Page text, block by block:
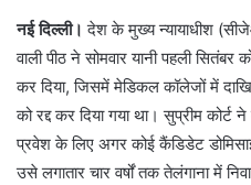
नई दिल्ली।देश के मुख्य न्यायाधीश
वाली पीठ ने सोमवार यानी पहली
कर दिया, जिसमें मेडिकल कॉलेजों में
को रद्द कर दिया गया था। सुप्रीम
प्रवेश के लिए अगर कोई कैंडिडेट
उसे लगातार चार वर्षों तक तेलंगाना में